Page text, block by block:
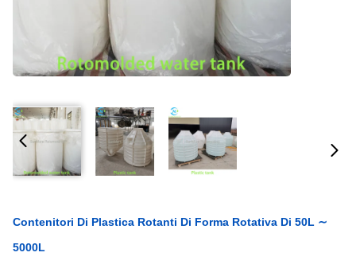
Contenitori Di Plastica Rotanti Di Forma Rotativa Di 50L ∼
5000L